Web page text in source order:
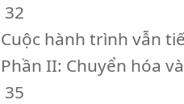
32
Cuộc hành trình vẫn
Phần II: Chuyển hóa
35